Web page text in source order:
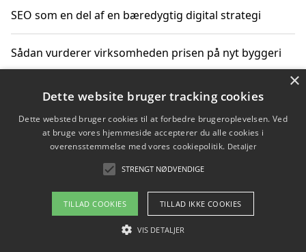
SEO som en del af en bæredygtig digital strategi
Sådan vurderer virksomheden prisen på nyt byggeri
Sådan får du hjælp til en hjemmeside uden binding
Copyright 2026 - Pilanto Aps
Om / kontakt
Blog Betingelser
×
Dette website bruger tracking cookies
Dette websted bruger cookies til at forbedre brugeroplevelsen. Ved
at bruge vores hjemmeside accepterer du alle cookies i
overensstemmelse med vores cookiepolitik. Detaljer
STRENGT NØDVENDIGE
TILLAD COOKIES TILLAD IKKE COOKIES
VIS DETALJER